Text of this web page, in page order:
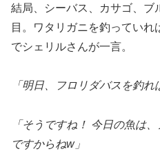
結局、シーバス、カサゴ、ブ
目。ワタリガニを釣っていれ
でシェリルさんが一言。
「明日、フロリダバスを釣れ
「そうですね！ 今日の魚は
ですからねw」